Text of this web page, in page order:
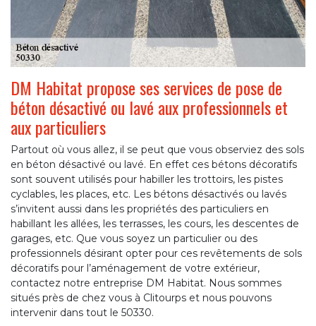
DM Habitat propose ses services de pose de
béton désactivé ou lavé aux professionnels et
aux particuliers
Partout où vous allez, il se peut que vous observiez des sols
en béton désactivé ou lavé. En effet ces bétons décoratifs
sont souvent utilisés pour habiller les trottoirs, les pistes
cyclables, les places, etc. Les bétons désactivés ou lavés
s’invitent aussi dans les propriétés des particuliers en
habillant les allées, les terrasses, les cours, les descentes de
garages, etc. Que vous soyez un particulier ou des
professionnels désirant opter pour ces revêtements de sols
décoratifs pour l’aménagement de votre extérieur,
contactez notre entreprise DM Habitat. Nous sommes
situés près de chez vous à Clitourps et nous pouvons
intervenir dans tout le 50330.